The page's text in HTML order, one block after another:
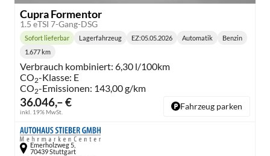
Cupra Formentor
1.5 eTSI 7-Gang-DSG
36.046,– €
inkl. 19% MwSt.
Lieferzeit:
Sofort lieferbar Lagerfahrzeug EZ:05.05.2026
Getriebe:
Automatik
Kraftstoff:
Benzin
Kilometerstand:
1.677 km
Verbrauch kombiniert: 6,30 l/100km
CO2-Klasse: E
CO2-Emissionen: 143,00 g/km
Fahrzeug parken
Emerholzweg 5,
70439 Stuttgart